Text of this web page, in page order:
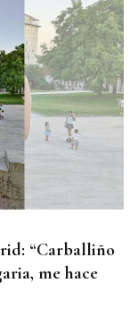
“Carballiño
me hace